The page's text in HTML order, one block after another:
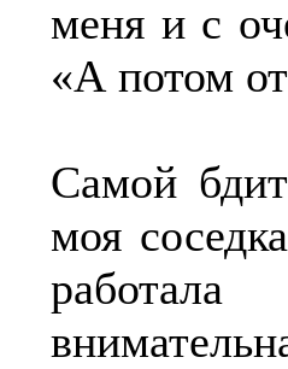
меня и с
«А потом
Самой
моя